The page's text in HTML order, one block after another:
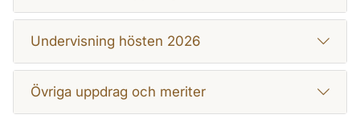
Undervisning hösten 2026
Övriga uppdrag och meriter